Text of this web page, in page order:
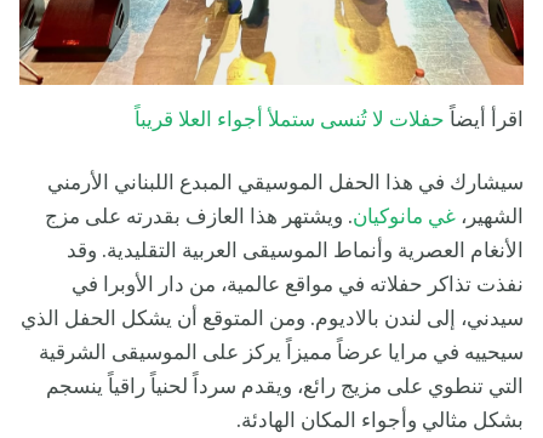
اقرأ أيضاً حفلات لا تُنسى ستملأ أجواء العلا قريباً
سيشارك في هذا الحفل الموسيقي المبدع اللبناني الأرمني
الشهير، غي مانوكيان. ويشتهر هذا العازف بقدرته على مزج
الأنغام العصرية وأنماط الموسيقى العربية التقليدية. وقد
نفذت تذاكر حفلاته في مواقع عالمية، من دار الأوبرا في
سيدني، إلى لندن بالاديوم. ومن المتوقع أن يشكل الحفل الذي
سيحييه في مرايا عرضاً مميزاً يركز على الموسيقى الشرقية
التي تنطوي على مزيج رائع، ويقدم سرداً لحنياً راقياً ينسجم
بشكل مثالي وأجواء المكان الهادئة.